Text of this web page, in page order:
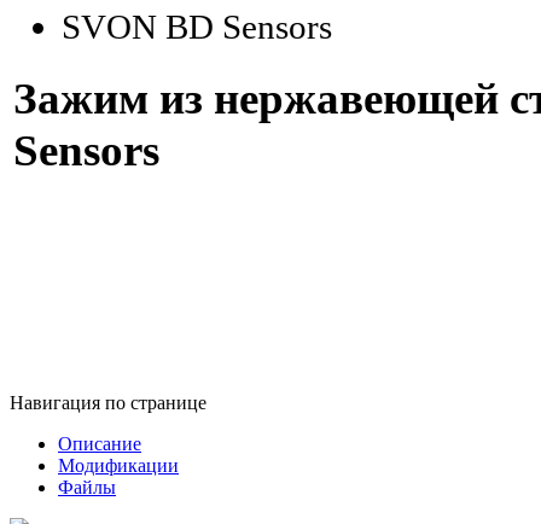
SVON BD Sensors
Зажим из нержавеющей
Sensors
Навигация по странице
Описание
Модификации
Файлы